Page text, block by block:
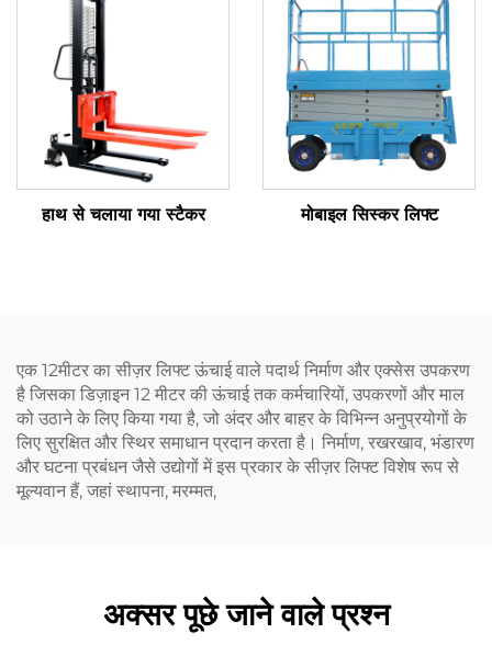
हाथ से चलाया गया स्टैकर मोबाइल सिस्कर लिफ्ट
एक 12मीटर का सीज़र लिफ्ट ऊंचाई वाले पदार्थ निर्माण और एक्सेस उपकरण
है जिसका डिज़ाइन 12 मीटर की ऊंचाई तक कर्मचारियों, उपकरणों और माल
को उठाने के लिए किया गया है, जो अंदर और बाहर के विभिन्न अनुप्रयोगों के
लिए सुरक्षित और स्थिर समाधान प्रदान करता है। निर्माण, रखरखाव, भंडारण
और घटना प्रबंधन जैसे उद्योगों में इस प्रकार के सीज़र लिफ्ट विशेष रूप से
मूल्यवान हैं, जहां स्थापना, मरम्मत,
अक्सर पूछे जाने वाले प्रश्न